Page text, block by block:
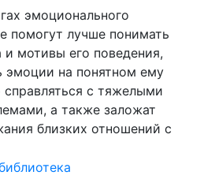
эмоционального
помогут лучше понимать
и мотивы его поведения,
эмоции на понятном ему
справляться с тяжелыми
а также заложат
близких отношений с